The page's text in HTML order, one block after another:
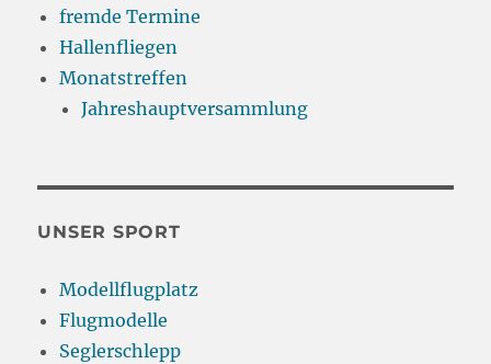
fremde Termine
Hallenfliegen
Monatstreffen
Jahreshauptversammlung
UNSER SPORT
Modellflugplatz
Flugmodelle
Seglerschlepp